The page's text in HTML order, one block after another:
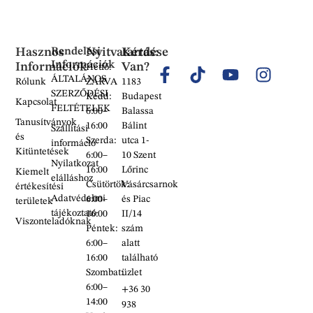
Hasznos
Információk
Rólunk
Kapcsolat
Tanusítványok
és
Kitüntetések
Kiemelt
értékesítési
területek
Viszonteladóknak
Rendelési
Információk
ÁLTALÁNOS
SZERZŐDÉSI
FELTÉTELEK
Szállítási
információ
Nyilatkozat
elálláshoz
Adatvédelmi
tájékoztató
Kérdése
Van?
1183
Budapest
Balassa
Bálint
utca 1-
10 Szent
Lőrinc
Vásárcsarnok
és Piac
II/14
szám
alatt
található
üzlet
+36 30
938
Nyitvatartás:
Hétfő:
ZÁRVA
Kedd:
6:00–
16:00
Szerda:
6:00–
16:00
Csütörtök:
6:00–
16:00
Péntek:
6:00–
16:00
Szombat:
6:00–
14:00